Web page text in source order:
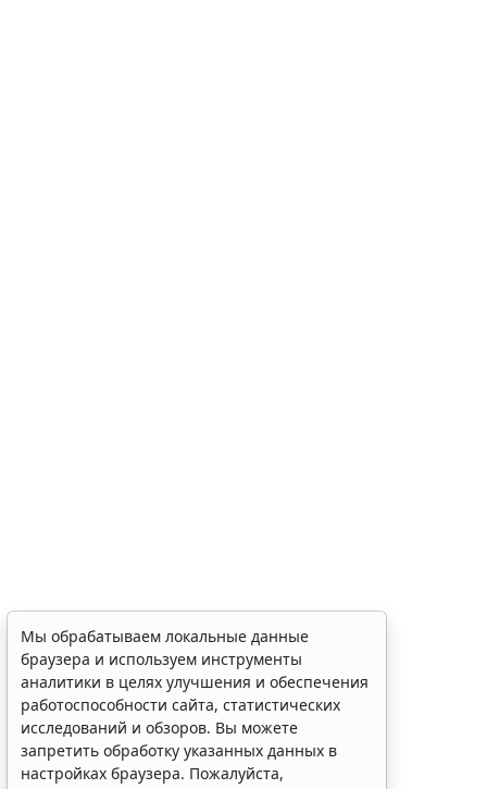
Мы обрабатываем локальные данные
браузера и используем инструменты
аналитики в целях улучшения и обеспечения
работоспособности сайта, статистических
исследований и обзоров. Вы можете
запретить обработку указанных данных в
настройках браузера. Пожалуйста,